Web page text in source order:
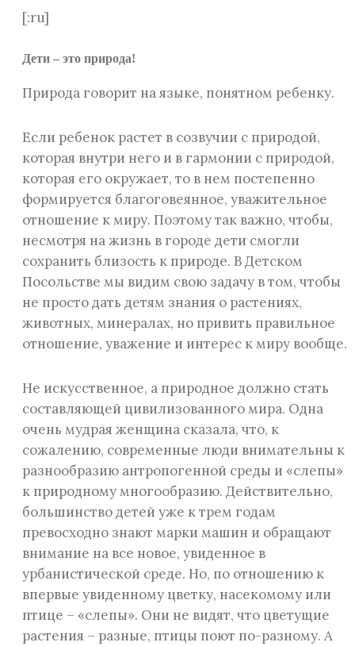
[:ru]
Дети – это природа!
Природа говорит на языке, понятном ребенку.
Если ребенок растет в созвучии с природой,
которая внутри него и в гармонии с природой,
которая его окружает, то в нем постепенно
формируется благоговеянное, уважительное
отношение к миру. Поэтому так важно, чтобы,
несмотря на жизнь в городе дети смогли
сохранить близость к природе. В Детском
Посольстве мы видим свою задачу в том, чтобы
не просто дать детям знания о растениях,
животных, минералах, но привить правильное
отношение, уважение и интерес к миру вообще.
Не искусственное, а природное должно стать
составляющей цивилизованного мира. Одна
очень мудрая женщина сказала, что, к
сожалению, современные люди внимательны к
разнообразию антропогенной среды и «слепы»
к природному многообразию. Действительно,
большинство детей уже к трем годам
превосходно знают марки машин и обращают
внимание на все новое, увиденное в
урбанистической среде. Но, по отношению к
впервые увиденному цветку, насекомому или
птице – «слепы». Они не видят, что цветущие
растения – разные, птицы поют по-разному. А